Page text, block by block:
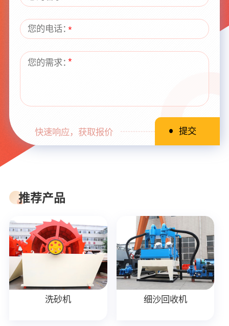
快速响应，获取报价
推荐产品
洗砂机 细沙回收机